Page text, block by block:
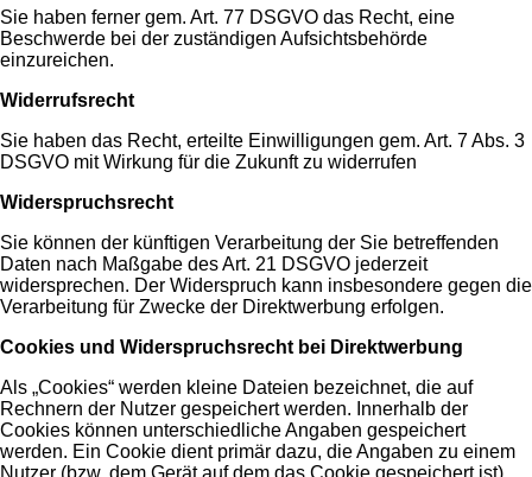
Sie haben ferner gem. Art. 77 DSGVO das Recht, eine
Beschwerde bei der zuständigen Aufsichtsbehörde
einzureichen.
Widerrufsrecht
Sie haben das Recht, erteilte Einwilligungen gem. Art. 7 Abs. 3
DSGVO mit Wirkung für die Zukunft zu widerrufen
Widerspruchsrecht
Sie können der künftigen Verarbeitung der Sie betreffenden
Daten nach Maßgabe des Art. 21 DSGVO jederzeit
widersprechen. Der Widerspruch kann insbesondere gegen die
Verarbeitung für Zwecke der Direktwerbung erfolgen.
Cookies und Widerspruchsrecht bei Direktwerbung
Als „Cookies“ werden kleine Dateien bezeichnet, die auf
Rechnern der Nutzer gespeichert werden. Innerhalb der
Cookies können unterschiedliche Angaben gespeichert
werden. Ein Cookie dient primär dazu, die Angaben zu einem
Nutzer (bzw. dem Gerät auf dem das Cookie gespeichert ist)